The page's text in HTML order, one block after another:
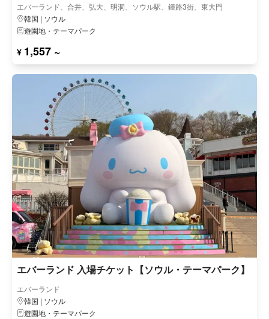
エバーランド、合井、弘大、明洞、ソウル駅、鍾路3街、東大門
韓国 | ソウル
遊園地・テーマパーク
¥ 1,557 ~
エバーランド 入場チケット【ソウル・テーマパーク】
エバーランド
韓国 | ソウル
遊園地・テーマパーク